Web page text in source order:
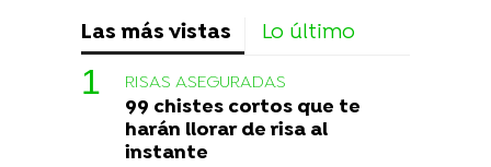
Las más vistas Lo último
RISAS ASEGURADAS
99 chistes cortos que te
harán llorar de risa al
instante